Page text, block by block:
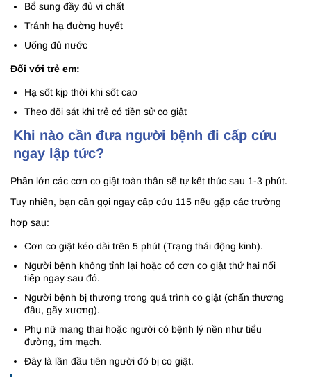
Bổ sung đầy đủ vi chất
Tránh hạ đường huyết
Uống đủ nước
Đối với trẻ em:
Hạ sốt kịp thời khi sốt cao
Theo dõi sát khi trẻ có tiền sử co giật
Khi nào cần đưa người bệnh đi cấp cứu
ngay lập tức?
Phần lớn các cơn co giật toàn thân sẽ tự kết thúc sau 1-3 phút.
Tuy nhiên, bạn cần gọi ngay cấp cứu 115 nếu gặp các trường
hợp sau:
Cơn co giật kéo dài trên 5 phút (Trạng thái động kinh).
Người bệnh không tỉnh lại hoặc có cơn co giật thứ hai nối
tiếp ngay sau đó.
Người bệnh bị thương trong quá trình co giật (chấn thương
đầu, gãy xương).
Phụ nữ mang thai hoặc người có bệnh lý nền như tiểu
đường, tim mạch.
Đây là lần đầu tiên người đó bị co giật.